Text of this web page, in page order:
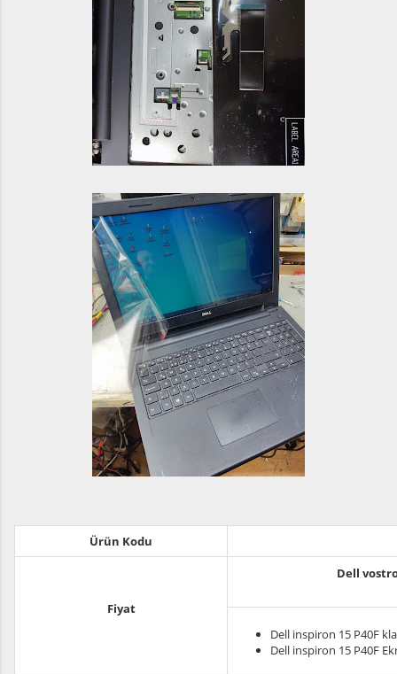
Ürün Kodu
Fiyat
Dell
Dell inspiron 15 P40F
Dell inspiron 15 P40F